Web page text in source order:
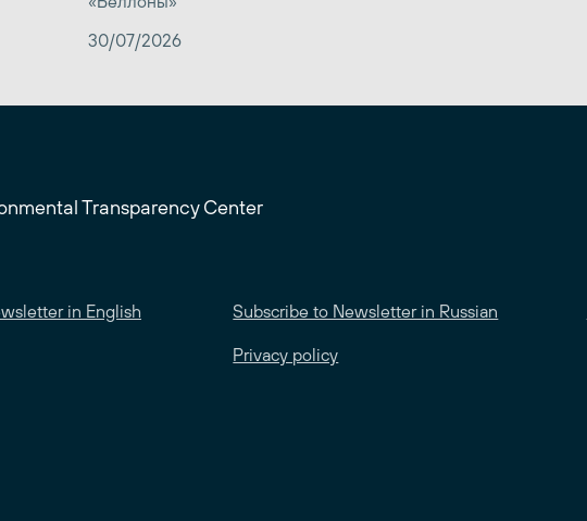
30/07/2026
Transparency Center
in English Subscribe to Newsletter in Russian
Privacy policy